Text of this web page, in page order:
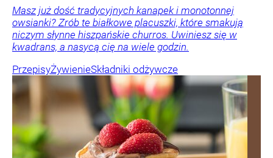
Masz już dość tradycyjnych kanapek i monotonnej
owsianki? Zrób te białkowe placuszki, które smakują
niczym słynne hiszpańskie churros. Uwiniesz się w
kwadrans, a nasycą cię na wiele godzin.
PrzepisyŻywienieSkładniki odżywcze